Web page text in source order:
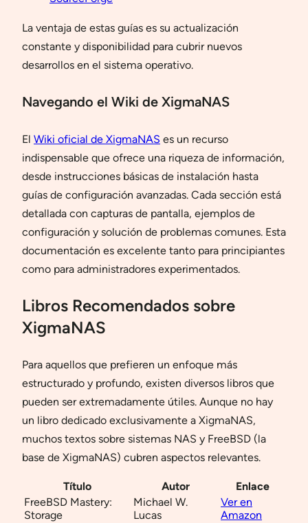
La ventaja de estas guías es su actualización
constante y disponibilidad para cubrir nuevos
desarrollos en el sistema operativo.
Navegando el Wiki de XigmaNAS
El Wiki oficial de XigmaNAS es un recurso
indispensable que ofrece una riqueza de información,
desde instrucciones básicas de instalación hasta
guías de configuración avanzadas. Cada sección está
detallada con capturas de pantalla, ejemplos de
configuración y solución de problemas comunes. Esta
documentación es excelente tanto para principiantes
como para administradores experimentados.
Libros Recomendados sobre
XigmaNAS
Para aquellos que prefieren un enfoque más
estructurado y profundo, existen diversos libros que
pueden ser extremadamente útiles. Aunque no hay
un libro dedicado exclusivamente a XigmaNAS,
muchos textos sobre sistemas NAS y FreeBSD (la
base de XigmaNAS) cubren aspectos relevantes.
Título Autor
Enlace
FreeBSD Mastery:
Storage
Michael W.
Lucas
Ver en
Amazon